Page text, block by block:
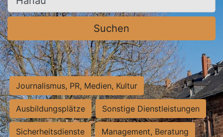
Suchen
Journalismus, PR, Medien, Kultur
Ausbildungsplätze Sonstige Dienstleistungen
Sicherheitsdienste Management, Beratung